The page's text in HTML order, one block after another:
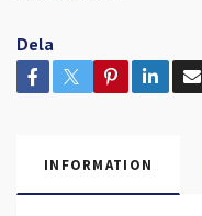
Dela
INFORMATION